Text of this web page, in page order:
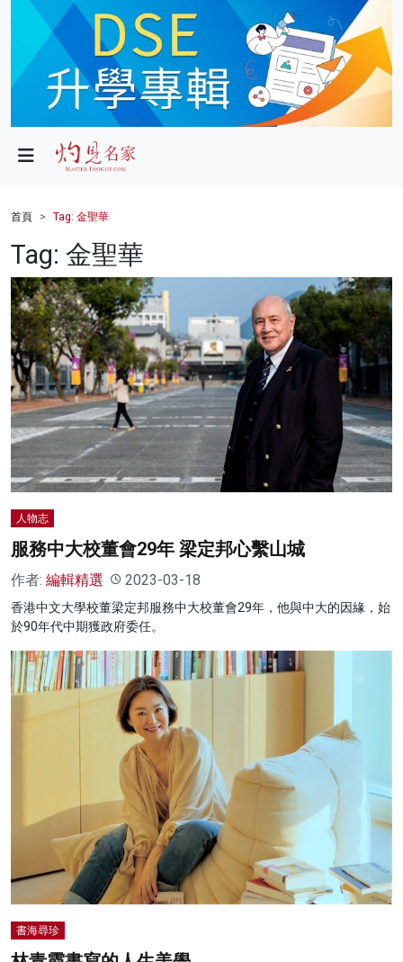
政局
財經
健康
商業
科技
影片
名家榜
灼見活動
首頁 Tag: 金聖華
Tag: 金聖華
人物志
服務中大校董會29年 梁定邦心繫山城
作者: 編輯精選 2023-03-18
香港中文大學校董梁定邦服務中大校董會29年，他與中大的因緣，始
於90年代中期獲政府委任。
書海尋珍